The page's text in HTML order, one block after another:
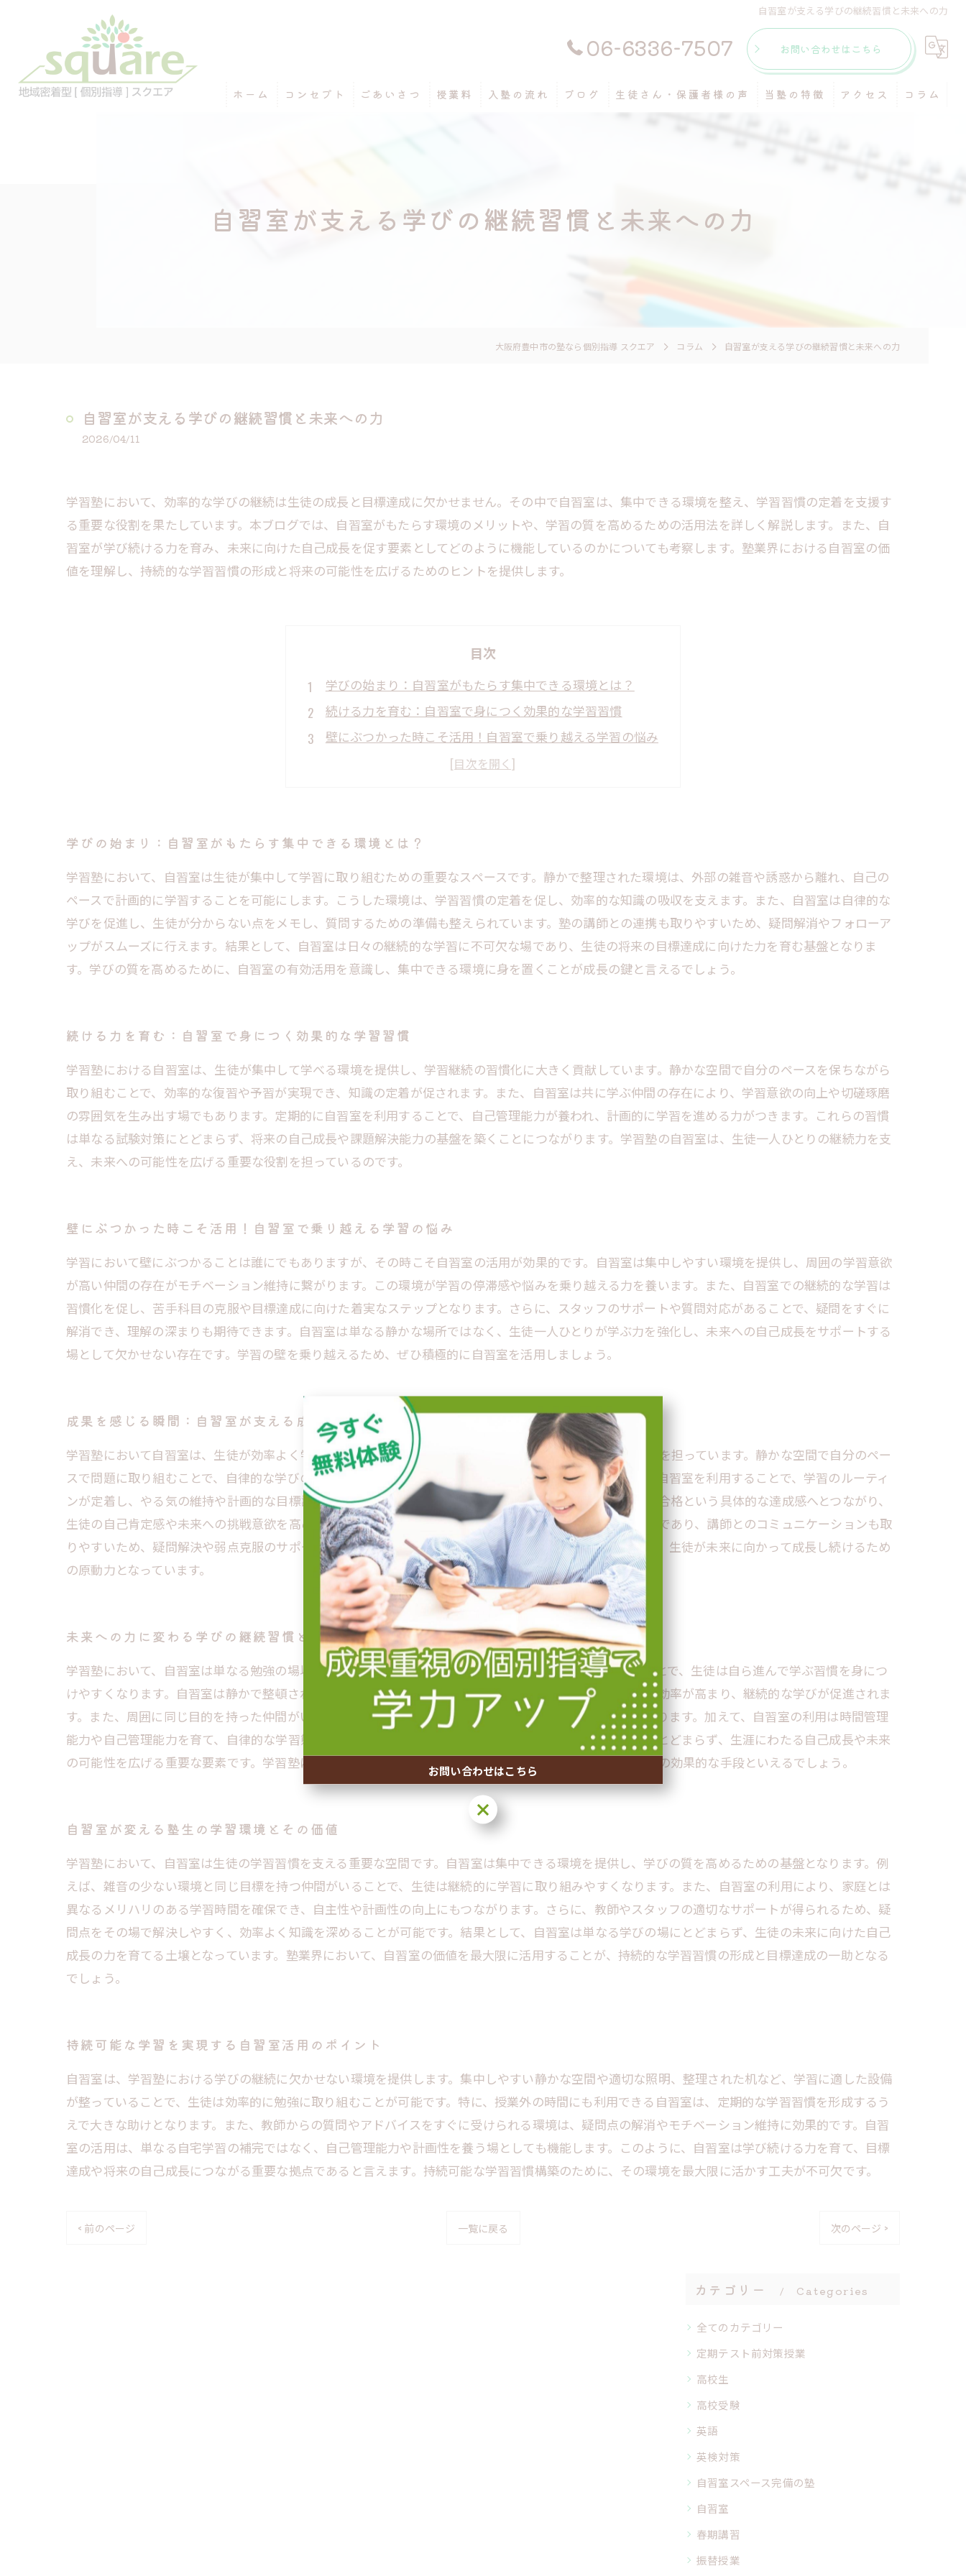
自習室が支える学びの継続習慣と未来への力
06-6336-7507 お問い合わせはこちら
ホーム コンセプト ごあいさつ 授業料 入塾の流れ ブログ 生徒さん・保護者様の声 当塾の特徴 アクセス コラム
自習室が支える学びの継続習慣と未来への力
大阪府豊中市の塾なら個別指導 スクエア コラム 自習室が支える学びの継続習慣と未来への力
自習室が支える学びの継続習慣と未来への力
2026/04/11
学習塾において、効率的な学びの継続は生徒の成長と目標達成に欠かせません。その中で自習室は、集中できる環境を整え、学習習慣の定着を支援す
る重要な役割を果たしています。本ブログでは、自習室がもたらす環境のメリットや、学習の質を高めるための活用法を詳しく解説します。また、自
習室が学び続ける力を育み、未来に向けた自己成長を促す要素としてどのように機能しているのかについても考察します。塾業界における自習室の価
値を理解し、持続的な学習習慣の形成と将来の可能性を広げるためのヒントを提供します。
目次
学びの始まり：自習室がもたらす集中できる環境とは？
続ける力を育む：自習室で身につく効果的な学習習慣
壁にぶつかった時こそ活用！自習室で乗り越える学習の悩み
成果を感じる瞬間：自習室が支える成長と達成感の物語
持続可能な学習を実現する自習室活用のポイント
学びの始まり：自習室がもたらす集中できる環境とは？
学習塾において、自習室は生徒が集中して学習に取り組むための重要なスペースです。静かで整理された環境は、外部の雑音や誘惑から離れ、自己の
ペースで計画的に学習することを可能にします。こうした環境は、学習習慣の定着を促し、効率的な知識の吸収を支えます。また、自習室は自律的な
学びを促進し、生徒が分からない点をメモし、質問するための準備も整えられています。塾の講師との連携も取りやすいため、疑問解消やフォローア
ップがスムーズに行えます。結果として、自習室は日々の継続的な学習に不可欠な場であり、生徒の将来の目標達成に向けた力を育む基盤となりま
す。学びの質を高めるために、自習室の有効活用を意識し、集中できる環境に身を置くことが成長の鍵と言えるでしょう。
続ける力を育む：自習室で身につく効果的な学習習慣
学習塾における自習室は、生徒が集中して学べる環境を提供し、学習継続の習慣化に大きく貢献しています。静かな空間で自分のペースを保ちながら
取り組むことで、効率的な復習や予習が実現でき、知識の定着が促されます。また、自習室は共に学ぶ仲間の存在により、学習意欲の向上や切磋琢磨
の雰囲気を生み出す場でもあります。定期的に自習室を利用することで、自己管理能力が養われ、計画的に学習を進める力がつきます。これらの習慣
は単なる試験対策にとどまらず、将来の自己成長や課題解決能力の基盤を築くことにつながります。学習塾の自習室は、生徒一人ひとりの継続力を支
え、未来への可能性を広げる重要な役割を担っているのです。
壁にぶつかった時こそ活用！自習室で乗り越える学習の悩み
学習において壁にぶつかることは誰にでもありますが、その時こそ自習室の活用が効果的です。自習室は集中しやすい環境を提供し、周囲の学習意欲
が高い仲間の存在がモチベーション維持に繋がります。この環境が学習の停滞感や悩みを乗り越える力を養います。また、自習室での継続的な学習は
習慣化を促し、苦手科目の克服や目標達成に向けた着実なステップとなります。さらに、スタッフのサポートや質問対応があることで、疑問をすぐに
解消でき、理解の深まりも期待できます。自習室は単なる静かな場所ではなく、生徒一人ひとりが学ぶ力を強化し、未来への自己成長をサポートする
場として欠かせない存在です。学習の壁を乗り越えるため、ぜひ積極的に自習室を活用しましょう。
成果を感じる瞬間：自習室が支える成長と達成感の物語
学習塾において自習室は、生徒が効率よく学べる集中環境を提供し、学習習慣の継続を促進する重要な役割を担っています。静かな空間で自分のペー
スで問題に取り組むことで、自律的な学びの姿勢が育まれ、成果を実感しやすくなります。また、定期的に自習室を利用することで、学習のルーティ
ンが定着し、やる気の維持や計画的な目標設定が可能になります。こうした積み重ねが、成績向上や志望校合格という具体的な達成感へとつながり、
生徒の自己肯定感や未来への挑戦意欲を高めます。さらに自習室は、個々の学びの進捗を把握しやすい環境であり、講師とのコミュニケーションも取
りやすいため、疑問解決や弱点克服のサポートも充実します。結果として、自習室は単なる学びの場を超え、生徒が未来に向かって成長し続けるため
の原動力となっています。
未来への力に変わる学びの継続習慣と自習室の役割
学習塾において、自習室は単なる勉強の場以上の役割を担っています。集中できる環境が整えられていることで、生徒は自ら進んで学ぶ習慣を身につ
けやすくなります。自習室は静かで整頓された空間を提供し、外部の雑音や誘惑を排除。これにより、学習効率が高まり、継続的な学びが促進されま
す。また、周囲に同じ目的を持った仲間がいることで、互いに刺激し合い、モチベーションの維持にも繋がります。加えて、自習室の利用は時間管理
能力や自己管理能力を育て、自律的な学習態度を形成する基盤となります。これらの力は単なる知識習得にとどまらず、生涯にわたる自己成長や未来
の可能性を広げる重要な要素です。学習塾における自習室活用は、学びの質を高め、継続する力を養うための効果的な手段といえるでしょう。
自習室が変える塾生の学習環境とその価値
学習塾において、自習室は生徒の学習習慣を支える重要な空間です。自習室は集中できる環境を提供し、学びの質を高めるための基盤となります。例
えば、雑音の少ない環境と同じ目標を持つ仲間がいることで、生徒は継続的に学習に取り組みやすくなります。また、自習室の利用により、家庭とは
異なるメリハリのある学習時間を確保でき、自主性や計画性の向上にもつながります。さらに、教師やスタッフの適切なサポートが得られるため、疑
問点をその場で解決しやすく、効率よく知識を深めることが可能です。結果として、自習室は単なる学びの場にとどまらず、生徒の未来に向けた自己
成長の力を育てる土壌となっています。塾業界において、自習室の価値を最大限に活用することが、持続的な学習習慣の形成と目標達成の一助となる
でしょう。
持続可能な学習を実現する自習室活用のポイント
自習室は、学習塾における学びの継続に欠かせない環境を提供します。集中しやすい静かな空間や適切な照明、整理された机など、学習に適した設備
が整っていることで、生徒は効率的に勉強に取り組むことが可能です。特に、授業外の時間にも利用できる自習室は、定期的な学習習慣を形成するう
えで大きな助けとなります。また、教師からの質問やアドバイスをすぐに受けられる環境は、疑問点の解消やモチベーション維持に効果的です。自習
室の活用は、単なる自宅学習の補完ではなく、自己管理能力や計画性を養う場としても機能します。このように、自習室は学び続ける力を育て、目標
達成や将来の自己成長につながる重要な拠点であると言えます。持続可能な学習習慣構築のために、その環境を最大限に活かす工夫が不可欠です。
< 前のページ 一覧に戻る 次のページ >
カテゴリー Categories
全てのカテゴリー
定期テスト前対策授業
高校生
高校受験
英語
英検対策
自習室スペース完備の塾
自習室
春期講習
振替授業
お問い合わせはこちら
お問い合わせはこちら